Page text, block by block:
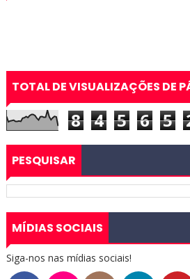
TOTAL DE VISUALIZAÇÕES DE
8 4 5 6 5
PESQUISAR
MÍDIAS SOCIAIS
Siga-nos nas mídias sociais!